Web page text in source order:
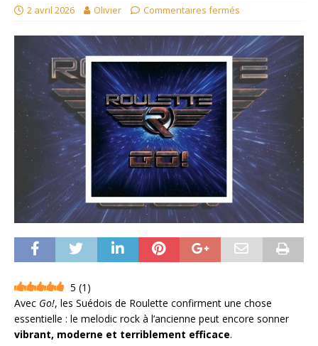
2 avril 2026 Olivier Commentaires fermés
5 (1 )
Avec Go!, les Suédois de Roulette confirment une chose
essentielle : le melodic rock à l’ancienne peut encore sonner
vibrant, moderne et terriblement efficace.